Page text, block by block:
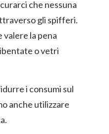
che nessuna
gli spifferi.
valere la pena
o vetri
i consumi sul
anche utilizzare